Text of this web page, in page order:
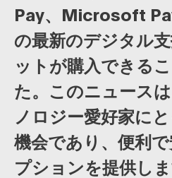
Pay、Microsoft
の最新のデジタル
ットが購入できる
た。このニュース
ノロジー愛好家に
機会であり、便利
プションを提供しま